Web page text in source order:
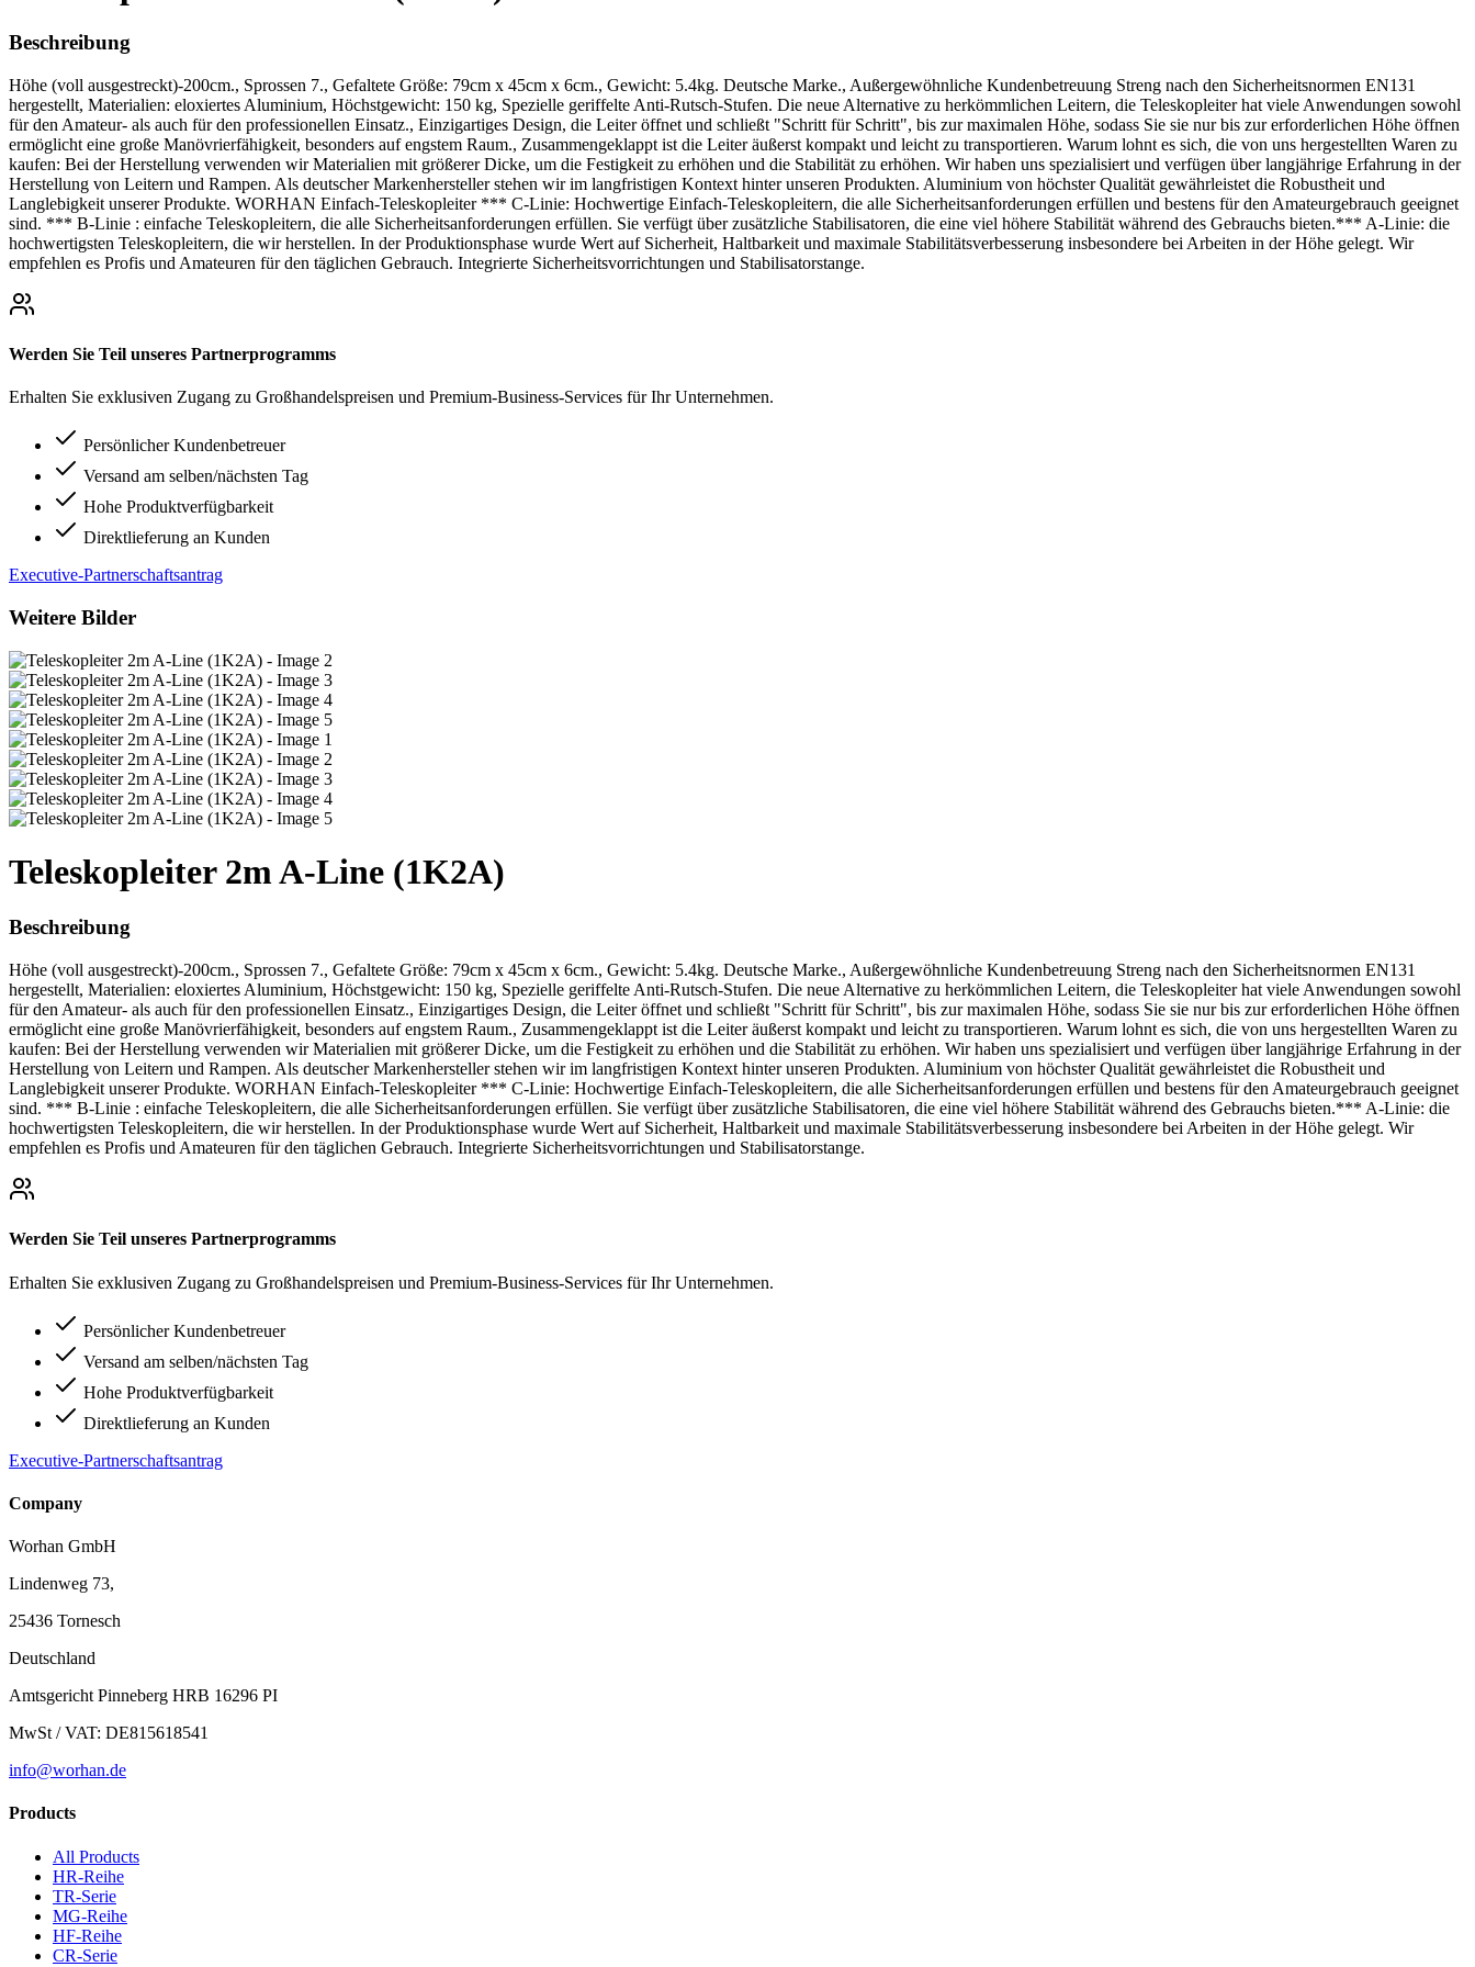
Beschreibung
Höhe (voll ausgestreckt)-200cm., Sprossen 7., Gefaltete Größe: 79cm x 45cm x 6cm., Gewicht: 5.4kg. Deutsche Marke., Außergewöhnliche Kundenbetreuung Streng nach den Sicherheitsnormen EN131
hergestellt, Materialien: eloxiertes Aluminium, Höchstgewicht: 150 kg, Spezielle geriffelte Anti-Rutsch-Stufen. Die neue Alternative zu herkömmlichen Leitern, die Teleskopleiter hat viele Anwendungen sowohl
für den Amateur- als auch für den professionellen Einsatz., Einzigartiges Design, die Leiter öffnet und schließt "Schritt für Schritt", bis zur maximalen Höhe, sodass Sie sie nur bis zur erforderlichen Höhe öffnen
ermöglicht eine große Manövrierfähigkeit, besonders auf engstem Raum., Zusammengeklappt ist die Leiter äußerst kompakt und leicht zu transportieren. Warum lohnt es sich, die von uns hergestellten Waren zu
kaufen: Bei der Herstellung verwenden wir Materialien mit größerer Dicke, um die Festigkeit zu erhöhen und die Stabilität zu erhöhen. Wir haben uns spezialisiert und verfügen über langjährige Erfahrung in der
Herstellung von Leitern und Rampen. Als deutscher Markenhersteller stehen wir im langfristigen Kontext hinter unseren Produkten. Aluminium von höchster Qualität gewährleistet die Robustheit und
Langlebigkeit unserer Produkte. WORHAN Einfach-Teleskopleiter *** C-Linie: Hochwertige Einfach-Teleskopleitern, die alle Sicherheitsanforderungen erfüllen und bestens für den Amateurgebrauch geeignet
sind. *** B-Linie : einfache Teleskopleitern, die alle Sicherheitsanforderungen erfüllen. Sie verfügt über zusätzliche Stabilisatoren, die eine viel höhere Stabilität während des Gebrauchs bieten.*** A-Linie: die
hochwertigsten Teleskopleitern, die wir herstellen. In der Produktionsphase wurde Wert auf Sicherheit, Haltbarkeit und maximale Stabilitätsverbesserung insbesondere bei Arbeiten in der Höhe gelegt. Wir
empfehlen es Profis und Amateuren für den täglichen Gebrauch. Integrierte Sicherheitsvorrichtungen und Stabilisatorstange.
Werden Sie Teil unseres Partnerprogramms
Erhalten Sie exklusiven Zugang zu Großhandelspreisen und Premium-Business-Services für Ihr Unternehmen.
Persönlicher Kundenbetreuer
Versand am selben/nächsten Tag
Hohe Produktverfügbarkeit
Direktlieferung an Kunden
Executive-Partnerschaftsantrag
Weitere Bilder
Teleskopleiter 2m A-Line (1K2A)
Beschreibung
Höhe (voll ausgestreckt)-200cm., Sprossen 7., Gefaltete Größe: 79cm x 45cm x 6cm., Gewicht: 5.4kg. Deutsche Marke., Außergewöhnliche Kundenbetreuung Streng nach den Sicherheitsnormen EN131
hergestellt, Materialien: eloxiertes Aluminium, Höchstgewicht: 150 kg, Spezielle geriffelte Anti-Rutsch-Stufen. Die neue Alternative zu herkömmlichen Leitern, die Teleskopleiter hat viele Anwendungen sowohl
für den Amateur- als auch für den professionellen Einsatz., Einzigartiges Design, die Leiter öffnet und schließt "Schritt für Schritt", bis zur maximalen Höhe, sodass Sie sie nur bis zur erforderlichen Höhe öffnen
ermöglicht eine große Manövrierfähigkeit, besonders auf engstem Raum., Zusammengeklappt ist die Leiter äußerst kompakt und leicht zu transportieren. Warum lohnt es sich, die von uns hergestellten Waren zu
kaufen: Bei der Herstellung verwenden wir Materialien mit größerer Dicke, um die Festigkeit zu erhöhen und die Stabilität zu erhöhen. Wir haben uns spezialisiert und verfügen über langjährige Erfahrung in der
Herstellung von Leitern und Rampen. Als deutscher Markenhersteller stehen wir im langfristigen Kontext hinter unseren Produkten. Aluminium von höchster Qualität gewährleistet die Robustheit und
Langlebigkeit unserer Produkte. WORHAN Einfach-Teleskopleiter *** C-Linie: Hochwertige Einfach-Teleskopleitern, die alle Sicherheitsanforderungen erfüllen und bestens für den Amateurgebrauch geeignet
sind. *** B-Linie : einfache Teleskopleitern, die alle Sicherheitsanforderungen erfüllen. Sie verfügt über zusätzliche Stabilisatoren, die eine viel höhere Stabilität während des Gebrauchs bieten.*** A-Linie: die
hochwertigsten Teleskopleitern, die wir herstellen. In der Produktionsphase wurde Wert auf Sicherheit, Haltbarkeit und maximale Stabilitätsverbesserung insbesondere bei Arbeiten in der Höhe gelegt. Wir
empfehlen es Profis und Amateuren für den täglichen Gebrauch. Integrierte Sicherheitsvorrichtungen und Stabilisatorstange.
Werden Sie Teil unseres Partnerprogramms
Erhalten Sie exklusiven Zugang zu Großhandelspreisen und Premium-Business-Services für Ihr Unternehmen.
Persönlicher Kundenbetreuer
Versand am selben/nächsten Tag
Hohe Produktverfügbarkeit
Direktlieferung an Kunden
Executive-Partnerschaftsantrag
Company
Worhan GmbH
Lindenweg 73,
25436 Tornesch
Deutschland
Amtsgericht Pinneberg HRB 16296 PI
MwSt / VAT: DE815618541
info@worhan.de
Products
All Products
HR-Reihe
TR-Serie
MG-Reihe
HF-Reihe
CR-Serie